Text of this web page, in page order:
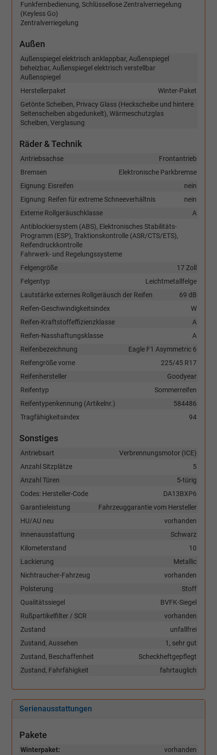
Funkfernbedienung, Schlüssellose Zentralverriegelung
(Keyless Go)
Zentralverriegelung
Außen
Außenspiegel elektrisch anklappbar, Außenspiegel
beheizbar, Außenspiegel elektrisch verstellbar
Außenspiegel
Winter-Paket
Herstellerpaket
Getönte Scheiben, Privacy Glass (Heckscheibe und hintere
Seitenscheiben abgedunkelt), Wärmeschutzglas
Scheiben, Verglasung
Räder & Technik
Frontantrieb
Antriebsachse
Elektronische Parkbremse
Bremsen
nein
Eignung: Eisreifen
nein
Eignung: Reifen für extreme Schneeverhältnis
A
Externe Rollgeräuschklasse
Antiblockiersystem (ABS), Elektronisches Stabilitäts-
Programm (ESP), Traktionskontrolle (ASR/CTS/ETS),
Reifendruckkontrolle
Fahrwerk- und Regelungssysteme
17 Zoll
Felgengröße
Leichtmetallfelge
Felgentyp
69 dB
Lautstärke externes Rollgeräusch der Reifen
W
Reifen-Geschwindigkeitsindex
A
Reifen-Kraftstoffeffizienzklasse
A
Reifen-Nasshaftungsklasse
Eagle F1 Asymmetric 6
Reifenbezeichnung
225/45 R17
Reifengröße vorne
Goodyear
Reifenhersteller
Sommerreifen
Reifentyp
584486
Reifentypenkennung (Artikelnr.)
94
Tragfähigkeitsindex
Sonstiges
Verbrennungsmotor (ICE)
Antriebsart
5
Anzahl Sitzplätze
5-türig
Anzahl Türen
DA13BXP6
Codes: Hersteller-Code
Fahrzeuggarantie vom Hersteller
Garantieleistung
vorhanden
HU/AU neu
Schwarz
Innenausstattung
10
Kilometerstand
Metallic
Lackierung
vorhanden
Nichtraucher-Fahrzeug
Stoff
Polsterung
BVFK-Siegel
Qualitätssiegel
vorhanden
Rußpartikelfilter / SCR
unfallfrei
Zustand
1, sehr gut
Zustand, Aussehen
Scheckheftgepflegt
Zustand, Beschaffenheit
fahrtauglich
Zustand, Fahrfähigkeit
Serienausstattungen
Pakete
vorhanden
Winterpaket: